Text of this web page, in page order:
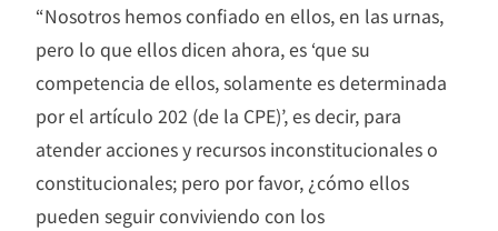
“Nosotros hemos confiado en ellos, en las urnas,
pero lo que ellos dicen ahora, es ‘que su
competencia de ellos, solamente es determinada
por el artículo 202 (de la CPE)’, es decir, para
atender acciones y recursos inconstitucionales o
constitucionales; pero por favor, ¿cómo ellos
pueden seguir conviviendo con los